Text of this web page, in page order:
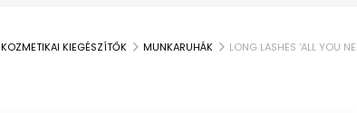
KOZMETIKAI KIEGÉSZÍTŐK MUNKARUHÁK LONG LASHES ‘ALL YOU